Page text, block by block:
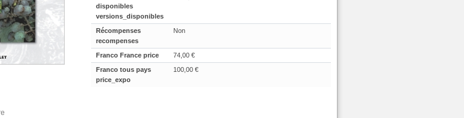
disponibles
versions_disponibles
Récompenses
recompenses
Non
Franco France price
74,00 €
Franco tous pays
price_expo
100,00 €